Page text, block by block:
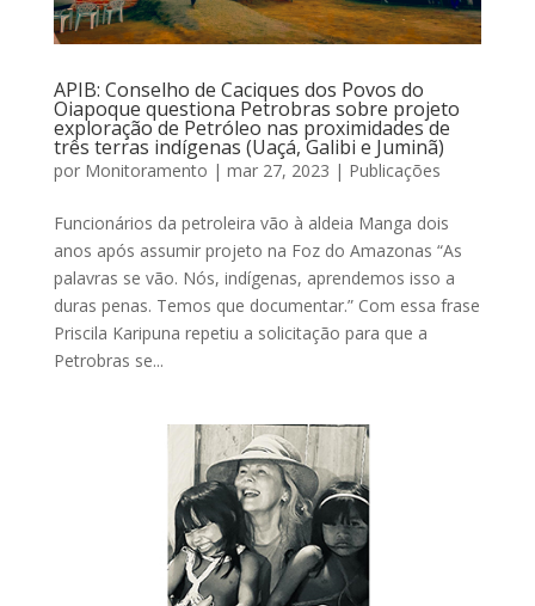
APIB: Conselho de Caciques dos Povos do
Oiapoque questiona Petrobras sobre projeto
exploração de Petróleo nas proximidades de
três terras indígenas (Uaçá, Galibi e Juminã)
por Monitoramento | mar 27, 2023 | Publicações
Funcionários da petroleira vão à aldeia Manga dois
anos após assumir projeto na Foz do Amazonas “As
palavras se vão. Nós, indígenas, aprendemos isso a
duras penas. Temos que documentar.” Com essa frase
Priscila Karipuna repetiu a solicitação para que a
Petrobras se...